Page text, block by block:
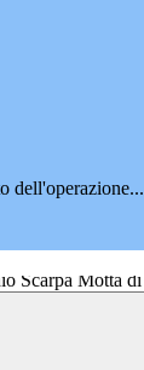
dell'operazione...